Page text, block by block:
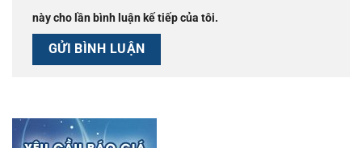
này cho lần bình luận kế tiếp của tôi.